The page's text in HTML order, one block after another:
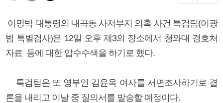
이명박 대통령의 내곡동 사저부지 의혹 사건 특검팀(이광
범 특별검사)은 12일 오후 제3의 장소에서 청와대 경호처
자료 등에 대한 압수수색을 하기로 했다.
특검팀은 또 영부인 김윤옥 여사를 서면조사하기로 결
론을 내리고 이날 중 질의서를 발송할 예정이다.